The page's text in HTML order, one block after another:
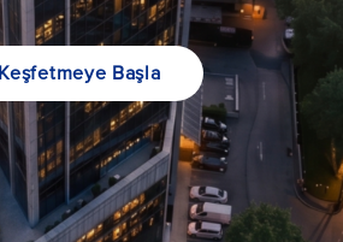
Keşfetmeye Başla